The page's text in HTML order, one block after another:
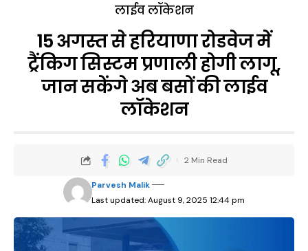
लाईव लॉकेशन
15 अगस्त से हरियाणा रोडवेज में
ट्रैंकिग सिस्टम प्रणाली होगी लागू,
जान सकेंगे अब बसों की लाईव
लॉकेशन
Last updated: August 9, 2025 12:44 pm
Parvesh Malik
2 Min Read